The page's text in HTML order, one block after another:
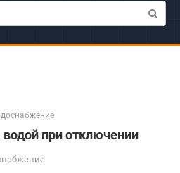
при отключении